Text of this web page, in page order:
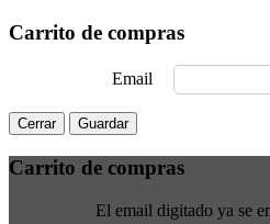
Carrito de compras
Email
Cerrar Guardar
Carrito de compras
El email digitado ya se